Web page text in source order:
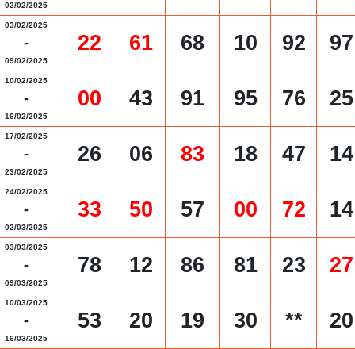
02/02/2025
03/02/2025
-
09/02/2025
22 61 68 10 92 97
10/02/2025
-
16/02/2025
00 43 91 95 76 25
17/02/2025
-
23/02/2025
26 06 83 18 47 14
24/02/2025
-
02/03/2025
33 50 57 00 72 14
03/03/2025
-
09/03/2025
78 12 86 81 23 27
10/03/2025
-
16/03/2025
53 20 19 30 ** 20